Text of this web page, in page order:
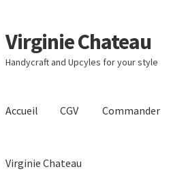
Passer
à
la
Passer
au
contenu
Virginie Chateau
Handycraft and Upcyles for your style
Accueil CGV Commander
Virginie Chateau